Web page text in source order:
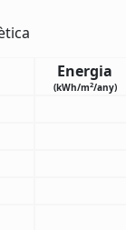
Energia
(kWh/m2/any)